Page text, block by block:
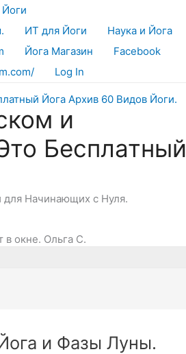
ИТ для Йоги
Наука и Йога
Йога Магазин
Facebook
Log In
и
Бесплатный
для Начинающих с Нуля.
в окне. Ольга С.
и Фазы Луны.